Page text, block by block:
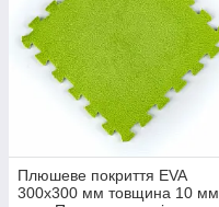
Плюшеве покриття EVA
300х300 мм товщина 10 мм